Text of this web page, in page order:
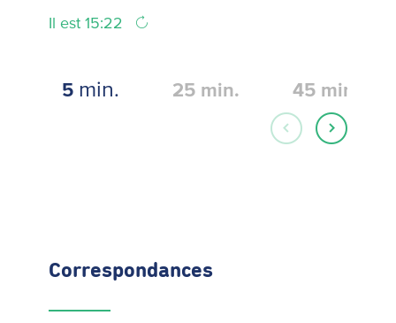
Il est 15:22
5 min. 25 min. 45 min.
Correspondances